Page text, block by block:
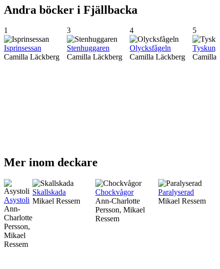
Andra böcker i Fjällbacka
1
Isprinsessan
Camilla Läckberg
3
Stenhuggaren
Camilla Läckberg
4
Olycksfågeln
Camilla Läckberg
5
Camilla
Mer inom deckare
Asystoli
Ann-
Charlotte
Persson,
Mikael
Ressem
Skallskada
Mikael Ressem
Chockvågor
Ann-Charlotte
Persson, Mikael
Ressem
Paralyserad
Mikael Ressem